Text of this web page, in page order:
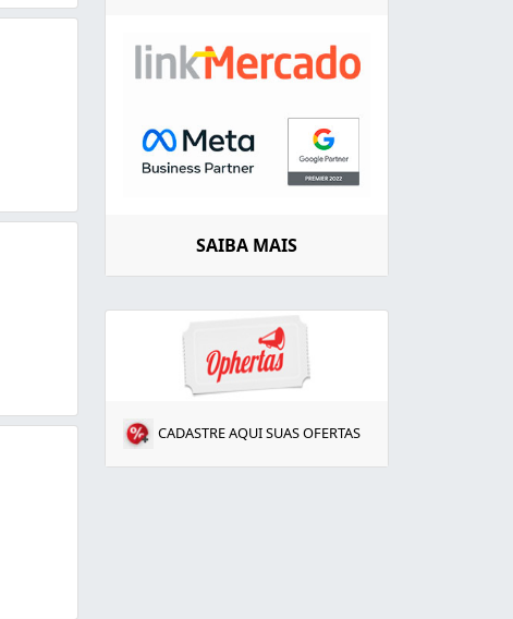
SAIBA MAIS
CADASTRE AQUI SUAS OFERTAS